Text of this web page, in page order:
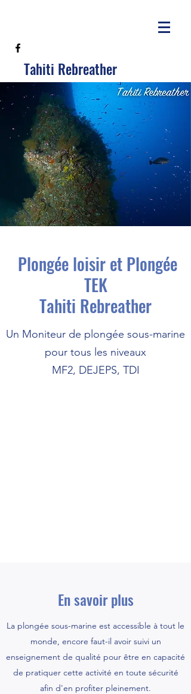
Tahiti Rebreather
Plongée loisir et Plongée
TEK
Tahiti Rebreather
Un Moniteur de plongée sous-marine
pour tous les niveaux
MF2, DEJEPS, TDI
En savoir plus
La plongée sous-marine est accessible à tout le
monde, encore faut-il avoir suivi un
enseignement de qualité pour être en capacité
de pratiquer cette activité en toute sécurité
afin d'en profiter pleinement.